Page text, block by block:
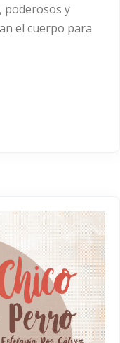
poderosos y
el cuerpo para